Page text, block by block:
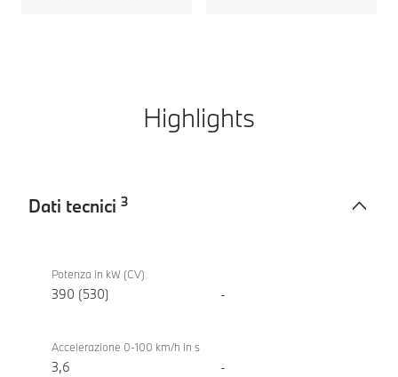
Highlights
Dati tecnici 3
tecnici
Competition
M xDrive
Potenza in kW (CV)
390 (530) -
Accelerazione 0-100 km/h in s
3,6 -